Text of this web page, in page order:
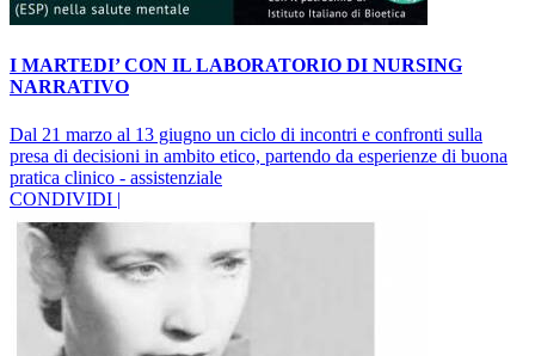
I MARTEDI’ CON IL LABORATORIO DI NURSING
NARRATIVO
Dal 21 marzo al 13 giugno un ciclo di incontri e confronti sulla
presa di decisioni in ambito etico, partendo da esperienze di buona
pratica clinico - assistenziale
CONDIVIDI |